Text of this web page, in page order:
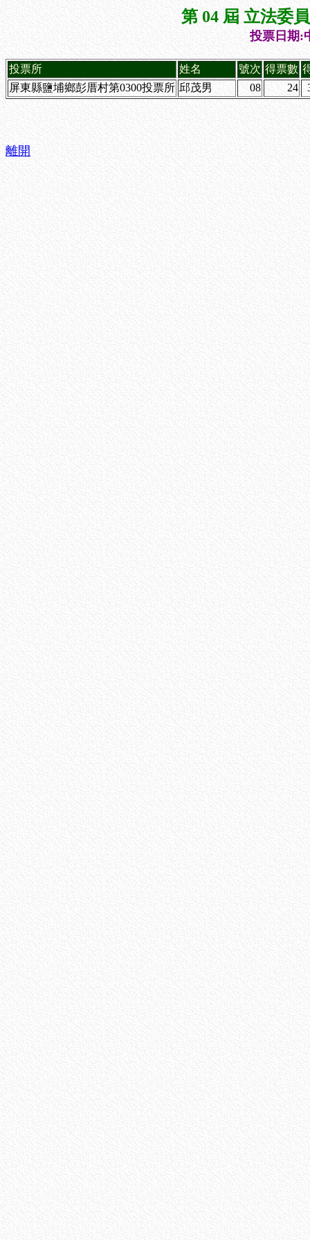
第 04 屆 立法委
投票日期:
投票所 姓名 號次 得票數
屏東縣鹽埔鄉彭厝村第0300投票所 邱茂男 08 24
離開